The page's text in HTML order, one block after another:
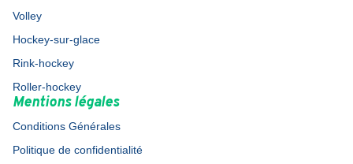
Volley
Hockey-sur-glace
Rink-hockey
Roller-hockey
Mentions légales
Conditions Générales
Politique de confidentialité